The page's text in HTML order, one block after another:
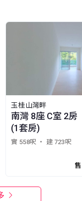
玉桂山灣畔
南灣 8座 C室 2房
(1套房)
實 558呎 ・ 建 723呎
售